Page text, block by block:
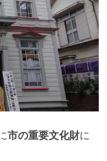
市の重要文化財に